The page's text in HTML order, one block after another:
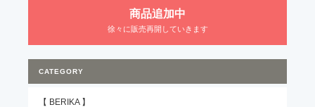
商品追加中
徐々に販売再開していきます
CATEGORY
【 BERIKA 】